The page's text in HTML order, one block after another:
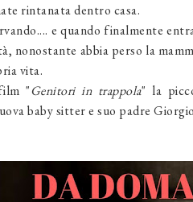
rintanata dentro casa.
e quando finalmente
nonostante abbia perso la
vita.
"Genitori in trappola" la
baby sitter e suo padre